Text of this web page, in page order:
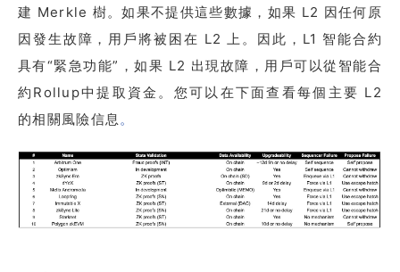
建 Merkle 樹。如果不提供這些數據，如果 L2 因任何原
因發生故障，用戶將被困在 L2 上。因此，L1 智能合約
具有“緊急功能”，如果 L2 出現故障，用戶可以從智能合
約Rollup中提取資金。您可以在下面查看每個主要 L2
的相關風險信息。